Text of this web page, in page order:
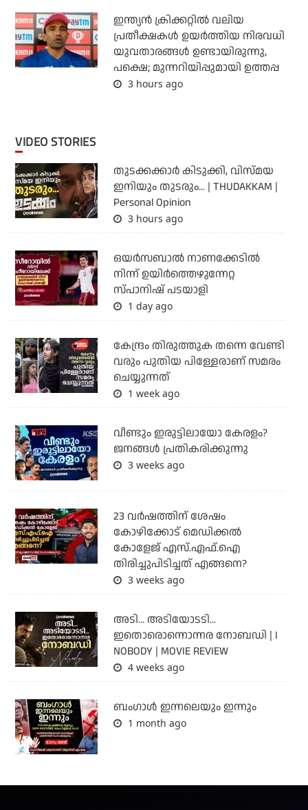
ഇന്ത്യന്‍ ക്രിക്കറ്റില്‍ വലിയ
പ്രതീക്ഷകള്‍ ഉയര്‍ത്തിയ നിരവധി
യുവതാരങ്ങള്‍ ഉണ്ടായിരുന്നു,
പക്ഷെ; മുന്നറിയിപ്പുമായി ഉത്തപ്പ
3 hours ago
VIDEO STORIES
തുടക്കക്കാര്‍ കിടുക്കി, വിസ്മയ
ഇനിയും തുടരും... | THUDAKKAM |
Personal Opinion
3 hours ago
ഒയര്‍സബാൽ നാണക്കേടിൽ
നിന്ന് ഉയിർത്തെഴുന്നേറ്റ
സ്പാനിഷ് പടയാളി
1 day ago
കേന്ദ്രം തിരുത്തുക തന്നെ വേണ്ടി
വരും പുതിയ പിള്ളേരാണ് സമരം
ചെയ്യുന്നത്
1 week ago
വീണ്ടും ഇരുട്ടിലായോ കേരളം?
ജനങ്ങൾ പ്രതികരിക്കുന്നു
3 weeks ago
23 വർഷത്തിന് ശേഷം
കോഴിക്കോട് മെഡിക്കൽ
കോളേജ് എസ്.എഫ്.ഐ
തിരിച്ചുപിടിച്ചത് എങ്ങനെ?
3 weeks ago
അടി... അടിയോടടി...
ഇതൊരൊന്നൊന്നര നോബഡി | I
NOBODY | MOVIE REVIEW
4 weeks ago
ബംഗാള്‍ ഇന്നലെയും ഇന്നും
1 month ago